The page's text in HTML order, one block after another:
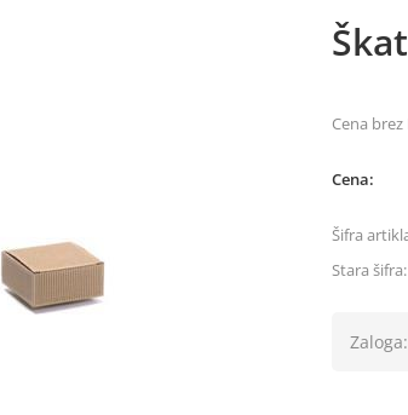
Cena brez
Cena:
Šifra
Stara šifra:
Zaloga: